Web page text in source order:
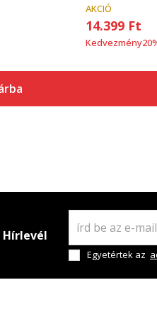
AKCIÓ
14.399 Ft
Kedvezmény20
Hírlevél
Egyetértek az